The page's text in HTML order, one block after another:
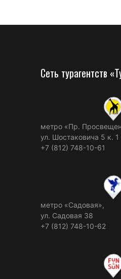
Сеть турагентств
метро «Пр.
ул. Шостаковича 5 к. 1
+7 (812) 748-10-61
метро «Садовая»,
ул. Садовая 38
+7 (812) 748-10-62